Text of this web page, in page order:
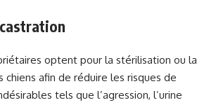
optent pour la stérilisation ou la
chiens afin de réduire les risques de
tels que l’agression, l’urine